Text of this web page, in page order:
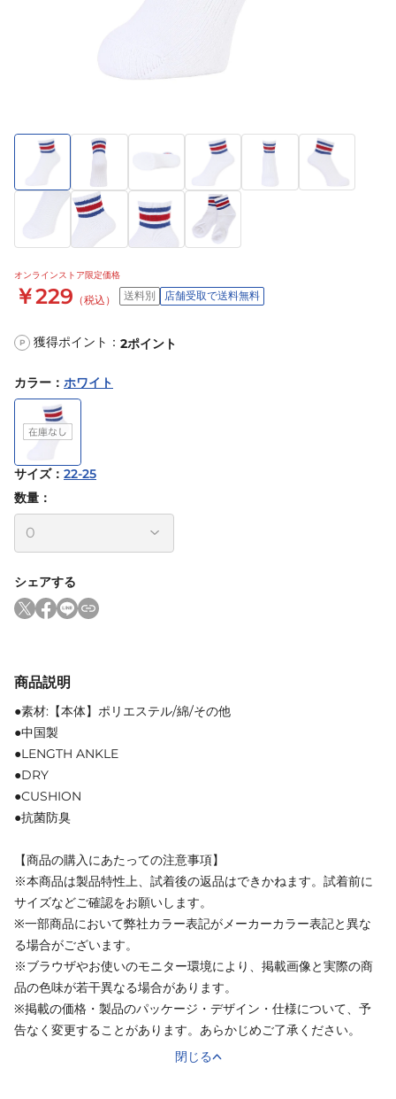
オンラインストア限定価格
￥229 （税込） 送料別 店舗受取で送料無料
P 獲得ポイント： 2ポイント
カラー ： ホワイト
サイズ： 22-25
数量：
シェアする
商品説明
●素材:【本体】ポリエステル/綿/その他
●中国製
●LENGTH ANKLE
●DRY
●CUSHION
●抗菌防臭
【商品の購入にあたっての注意事項】
※本商品は製品特性上、試着後の返品はできかねます。試着前に
サイズなどご確認をお願いします。
※一部商品において弊社カラー表記がメーカーカラー表記と異な
る場合がございます。
※ブラウザやお使いのモニター環境により、掲載画像と実際の商
品の色味が若干異なる場合があります。
※掲載の価格・製品のパッケージ・デザイン・仕様について、予
告なく変更することがあります。あらかじめご了承ください。
閉じる